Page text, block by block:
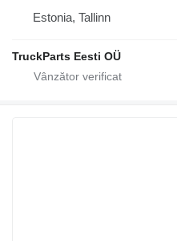
Estonia, Tallinn
TruckParts Eesti OÜ